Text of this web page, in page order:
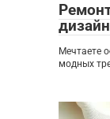
Мечтаете
модных